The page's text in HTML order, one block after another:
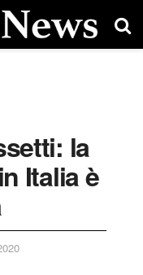
la
Italia è